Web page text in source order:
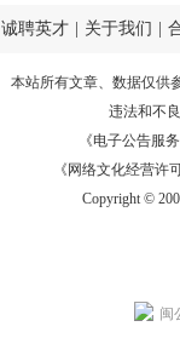
诚聘英才 关于我们
本站所有文章、数据仅供
违法和不
《电子公告服务
《网络文化经营许
Copyright ©
闽